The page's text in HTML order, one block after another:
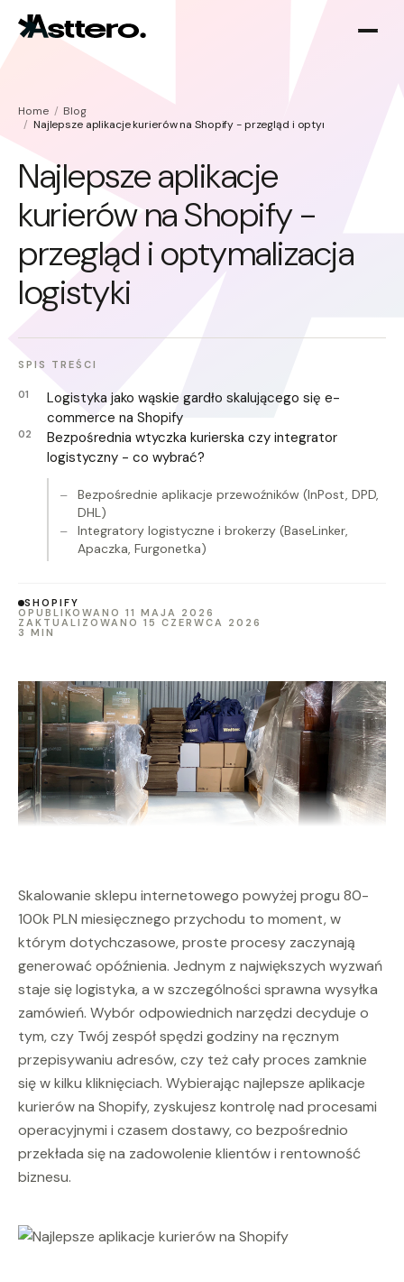
Optymalizacja Shopify
Migracja do Shopify
O nas
Home
Blog
Najlepsze aplikacje kurierów na Shopify - przegląd i optymalizacja
Najlepsze aplikacje
kurierów na Shopify -
przegląd i optymalizacja
logistyki
SPIS TREŚCI
Logistyka jako wąskie gardło skalującego się e-
commerce na Shopify
Bezpośrednia wtyczka kurierska czy integrator
logistyczny - co wybrać?
Bezpośrednie aplikacje przewoźników (InPost, DPD,
DHL)
Integratory logistyczne i brokerzy (BaseLinker,
Apaczka, Furgonetka)
SHOPIFY
OPUBLIKOWANO 11 MAJA 2026
ZAKTUALIZOWANO 15 CZERWCA 2026
3 MIN
Skalowanie sklepu internetowego powyżej progu 80-
100k PLN miesięcznego przychodu to moment, w
którym dotychczasowe, proste procesy zaczynają
generować opóźnienia. Jednym z największych wyzwań
staje się logistyka, a w szczególności sprawna wysyłka
zamówień. Wybór odpowiednich narzędzi decyduje o
tym, czy Twój zespół spędzi godziny na ręcznym
przepisywaniu adresów, czy też cały proces zamknie
się w kilku kliknięciach. Wybierając najlepsze aplikacje
kurierów na Shopify, zyskujesz kontrolę nad procesami
operacyjnymi i czasem dostawy, co bezpośrednio
przekłada się na zadowolenie klientów i rentowność
biznesu.